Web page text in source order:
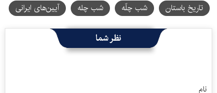
تاریخ باستان شب چلّه شب چله آیین‌های ایرانی
نظر شما
نام